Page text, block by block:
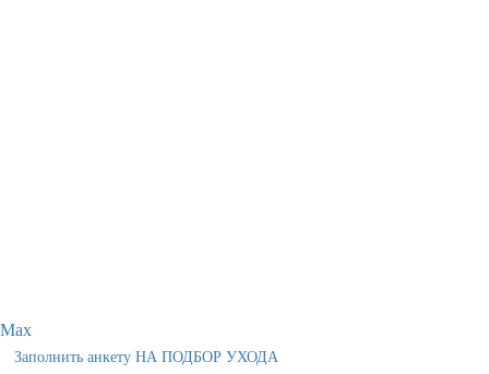
Max
Заполнить анкету НА ПОДБОР УХОДА